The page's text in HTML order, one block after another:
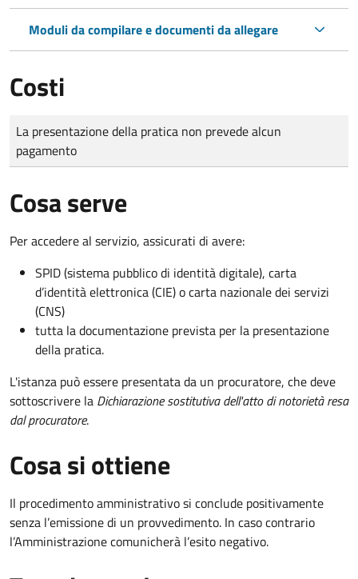
Moduli da compilare e documenti da allegare
Costi
Tipo di pagamento
Importo
La presentazione della pratica non prevede alcun
pagamento
Cosa serve
Per accedere al servizio, assicurati di avere:
SPID (sistema pubblico di identità digitale), carta
d’identità elettronica (CIE) o carta nazionale dei servizi
(CNS)
tutta la documentazione prevista per la presentazione
della pratica.
L'istanza può essere presentata da un procuratore, che deve
sottoscrivere la Dichiarazione sostitutiva dell'atto di notorietà resa
dal procuratore.
Cosa si ottiene
Il procedimento amministrativo si conclude positivamente
senza l’emissione di un provvedimento. In caso contrario
l’Amministrazione comunicherà l’esito negativo.